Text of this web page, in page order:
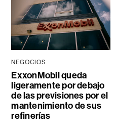
NEGOCIOS
ExxonMobil queda
ligeramente por debajo
de las previsiones por el
mantenimiento de sus
refinerías